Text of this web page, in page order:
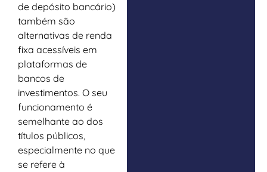
de depósito bancário)
também são
alternativas de renda
fixa acessíveis em
plataformas de
bancos de
investimentos. O seu
funcionamento é
semelhante ao dos
títulos públicos,
especialmente no que
se refere à